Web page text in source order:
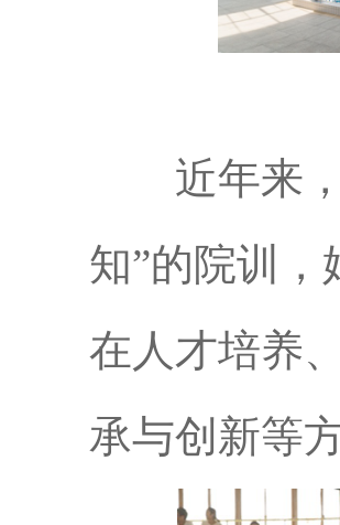
近年来，
知”的院训
在人才培养
承与创新等